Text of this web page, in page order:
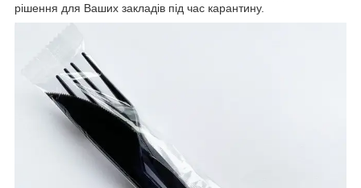
рішення для Ваших закладів під час карантину.